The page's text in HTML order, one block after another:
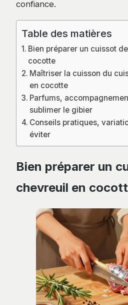
confiance.
Table des matières
Bien préparer un cuissot
cocotte
Maîtriser la cuisson du
en cocotte
Parfums,
sublimer le gibier
Conseils pratiques,
éviter
Bien préparer un
chevreuil en